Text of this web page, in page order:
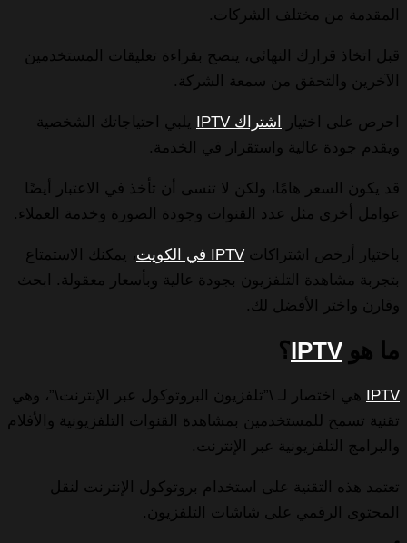
المقدمة من مختلف الشركات.
قبل اتخاذ قرارك النهائي، ينصح بقراءة تعليقات المستخدمين
الآخرين والتحقق من سمعة الشركة.
احرص على اختيار اشتراك IPTV
يلبي احتياجاتك الشخصية
ويقدم جودة عالية واستقرار في الخدمة.
قد يكون السعر هامًا، ولكن لا تنسى أن تأخذ في الاعتبار أيضًا
عوامل أخرى مثل عدد القنوات وجودة الصورة وخدمة العملاء.
باختيار أرخص اشتراكات IPTV في الكويت
، يمكنك الاستمتاع
بتجربة مشاهدة التلفزيون بجودة عالية وبأسعار معقولة. ابحث
وقارن واختر الأفضل لك.
ما هو IPTV؟
IPTV هي اختصار لـ \”تلفزيون البروتوكول عبر الإنترنت\”، وهي
تقنية تسمح للمستخدمين بمشاهدة القنوات التلفزيونية والأفلام
والبرامج التلفزيونية عبر الإنترنت.
تعتمد هذه التقنية على استخدام بروتوكول الإنترنت لنقل
المحتوى الرقمي على شاشات التلفزيون.